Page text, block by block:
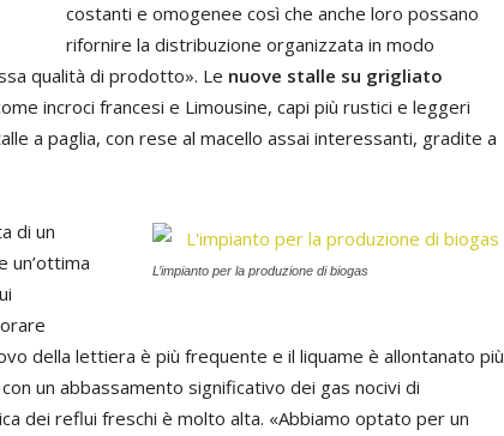
costanti e omogenee così che anche loro possano
rifornire la distribuzione organizzata in modo
qualità di prodotto». Le nuove stalle su grigliato
incroci francesi e Limousine, capi più rustici e leggeri
a paglia, con rese al macello assai interessanti, gradite a
L’impianto per la produzione di biogas
di un
un’ottima
della lettiera è più frequente e il liquame è allontanato più
un abbassamento significativo dei gas nocivi di
dei reflui freschi è molto alta. «Abbiamo optato per un